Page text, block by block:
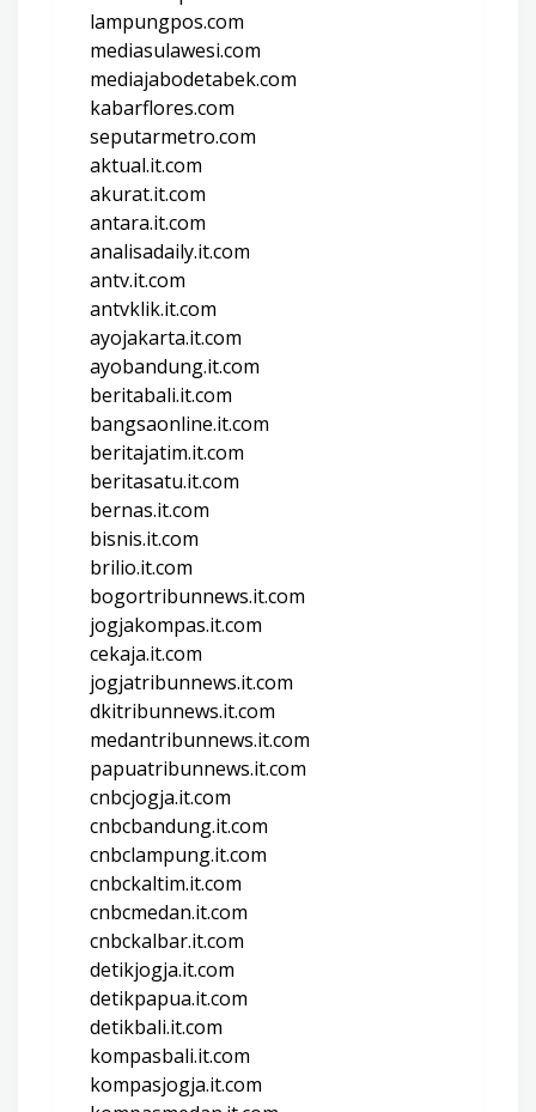
lampungpos.com
mediasulawesi.com
mediajabodetabek.com
kabarflores.com
seputarmetro.com
aktual.it.com
akurat.it.com
antara.it.com
analisadaily.it.com
antv.it.com
antvklik.it.com
ayojakarta.it.com
ayobandung.it.com
beritabali.it.com
bangsaonline.it.com
beritajatim.it.com
beritasatu.it.com
bernas.it.com
bisnis.it.com
brilio.it.com
bogortribunnews.it.com
jogjakompas.it.com
cekaja.it.com
jogjatribunnews.it.com
dkitribunnews.it.com
medantribunnews.it.com
papuatribunnews.it.com
cnbcjogja.it.com
cnbcbandung.it.com
cnbclampung.it.com
cnbckaltim.it.com
cnbcmedan.it.com
cnbckalbar.it.com
detikjogja.it.com
detikpapua.it.com
detikbali.it.com
kompasbali.it.com
kompasjogja.it.com